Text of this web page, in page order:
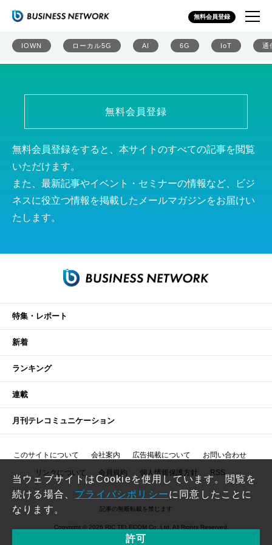
無料会員登録
IOWN ローカル5G AI 6G IoT 通
ローカル5Gサミット2021 講演資料
無料会員登録
無料会員登録をすると、本サイトのすべての記事を閲覧
いただけます。
また、最新記事やイベント・セミナーの情報など、ビジ
ネスに役立つ情報を掲載したメールマガジンをお届けい
たします。
特集・レポート
新着
ランキング
連載
月刊テレコミュニケーション
このサイトについて 会社案内 広告掲載について お問い合わせ
リンクについて 会員規約 個人情報保護方針 RSS
記事の無断転載を禁じます
Copyright © 2026 RIC TELECOM Co.,Ltd. All Rights Reserved.
当ウェブサイトはCookieを使用しています。閲覧を
続ける場合、 プライバシポリシーに同意したことに
なります。
許可